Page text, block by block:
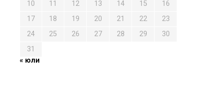
10
11 12 13 14 15
16
17
18 19 20 21 22
23
24
25 26 27 28 29
30
31
« юли